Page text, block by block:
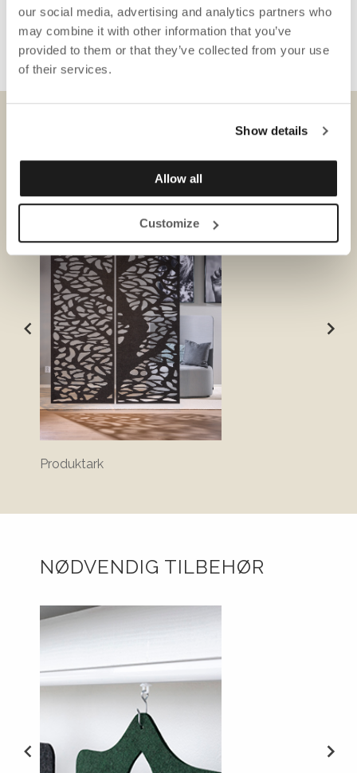
our social media, advertising and analytics partners who
may combine it with other information that you’ve
provided to them or that they’ve collected from your use
of their services.
Show details
Allow all
Customize
Produktark
NØDVENDIG TILBEHØR